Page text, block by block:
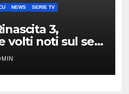
NEWS
SERIE TV
3,
volti noti sul set